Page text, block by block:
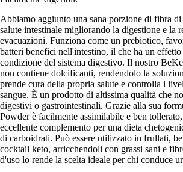
Abbiamo aggiunto una sana porzione di fibra di
salute intestinale migliorando la digestione e la
evacuazioni. Funziona come un prebiotico,
batteri benefici nell'intestino, il che ha un
condizione del sistema digestivo. Il nostro
non contiene dolcificanti, rendendolo la
prende cura della propria salute e controlla i
sangue. È un prodotto di altissima qualità che
digestivi o gastrointestinali. Grazie alla sua
Powder è facilmente assimilabile e ben
eccellente complemento per una dieta
di carboidrati. Può essere utilizzato in frullati,
cocktail keto, arricchendoli con grassi sani e
d'uso lo rende la scelta ideale per chi conduce